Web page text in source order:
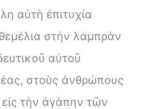
αὐτὴ ἐπιτυχία
στὴν λαμπρὰν
αὐτοῦ
στοὺς ἀνθρώπους
τὴν ἀγάπην τῶν